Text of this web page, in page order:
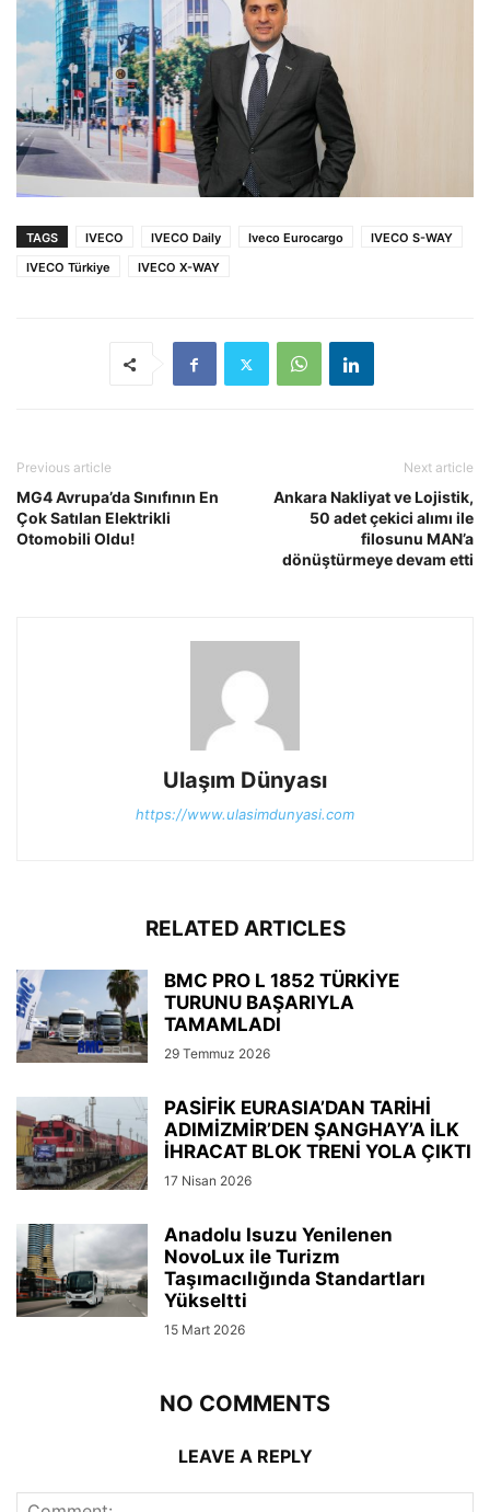
TAGS IVECO IVECO Daily Iveco Eurocargo
IVECO S-WAY
IVECO Türkiye
IVECO X-WAY
Previous article
MG4 Avrupa’da Sınıfının En
Çok Satılan Elektrikli
Otomobili Oldu!
Next article
Ankara Nakliyat ve Lojistik,
50 adet çekici alımı ile
filosunu MAN’a
dönüştürmeye devam etti
Ulaşım Dünyası
https://www.ulasimdunyasi.com
RELATED ARTICLES
BMC PRO L 1852 TÜRKİYE
TURUNU BAŞARIYLA
TAMAMLADI
29 Temmuz 2026
PASİFİK EURASIA’DAN TARİHİ
ADIMİZMİR’DEN ŞANGHAY’A İLK
İHRACAT BLOK TRENİ YOLA ÇIKTI
17 Nisan 2026
Anadolu Isuzu Yenilenen
NovoLux ile Turizm
Taşımacılığında Standartları
Yükseltti
15 Mart 2026
NO COMMENTS
LEAVE A REPLY